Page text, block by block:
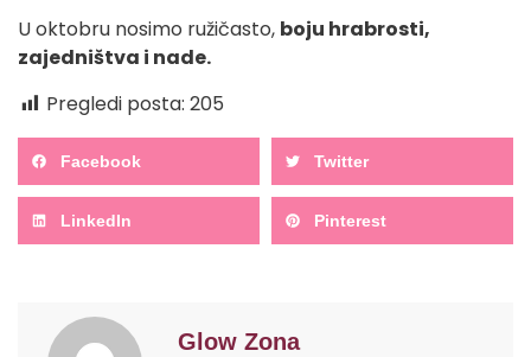
U oktobru nosimo ružičasto, boju hrabrosti,
zajedništva i nade.
Pregledi posta: 205
Facebook Twitter
LinkedIn Pinterest
Glow Zona